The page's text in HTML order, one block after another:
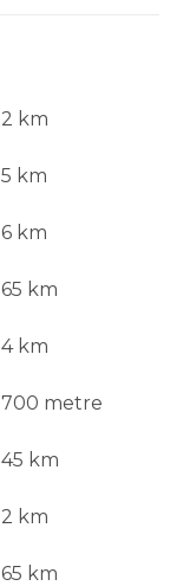
2 km
5 km
6 km
65 km
4 km
700 metre
45 km
2 km
65 km